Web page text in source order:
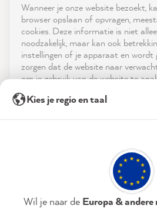
Service
Neem contact op met
Wanneer je onze website bezoekt,
browser opslaan of opvragen,
cookies. Deze informatie is niet
noodzakelijk, maar kan ook
instellingen of je apparaat en
zorgen dat de website naar
om je gebruik van de website te
advertenties aan te bieden via de
akkoord (op elk moment
Privacybeleid Colofon
Verified Customer
I'm super happy with
Share
Mira B
Kies je regio en taal
Wil je naar de Europa & andere